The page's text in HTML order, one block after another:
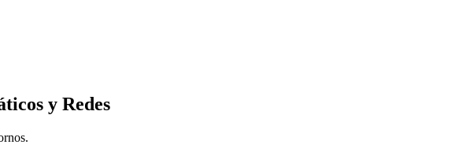
y Redes